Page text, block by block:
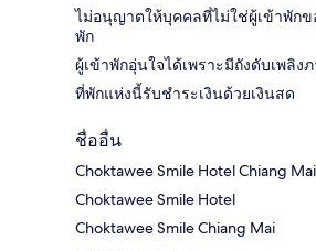
ไม่อนุญาตให้บุคคลที่ไม่ใช่ผู้เข้าพักข
พัก
ผู้เข้าพักอุ่นใจได้เพราะมีถังดับเพลิง
ที่พักแห่งนี้รับชำระเงินด้วยเงินสด
ชื่ออื่น
Choktawee Smile Hotel Chiang Mai
Choktawee Smile Hotel
Choktawee Smile Chiang Mai